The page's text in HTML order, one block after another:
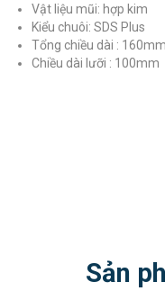
Vật liệu mũi: hợp kim
Kiểu chuôi: SDS Plus
Tổng chiều dài : 160mm
Chiều dài lưỡi : 100mm
Sản